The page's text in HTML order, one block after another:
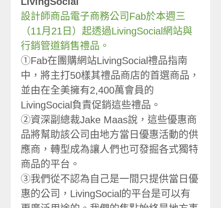
設計師商品電子商務公司Fab於本週三
（11月21日）起透過LivingSocial網站與
行銷管道銷售禮品。
①Fab在團購網站LivingSocial禮品指南
中，將主打50樣其禮品商店的首選商品，
並由在全美擁有2,400萬會員的
LivingSocial負責促銷這些禮品。
②資深副總裁Jake Maas說，這些優惠商
品將幫助該公司由地方當日優惠活動的供
應商，轉型成為讓人們也可發掘各式獨特
商品的平台。
③我們從不認為自己是一間只提供當日優
惠的公司，LivingSocial的平台是可以有